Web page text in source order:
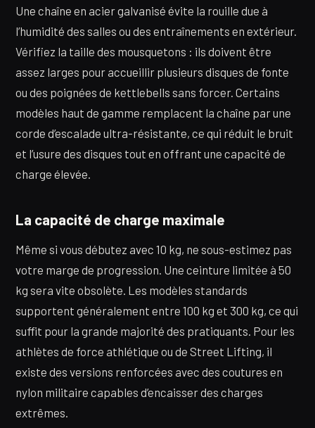
Une chaîne en acier galvanisé évite la rouille due à
l’humidité des salles ou des entraînements en extérieur.
Vérifiez la taille des mousquetons : ils doivent être
assez larges pour accueillir plusieurs disques de fonte
ou des poignées de kettlebells sans forcer. Certains
modèles haut de gamme remplacent la chaîne par une
corde d’escalade ultra-résistante, ce qui réduit le bruit
et l’usure des disques tout en offrant une capacité de
charge élevée.
La capacité de charge maximale
Même si vous débutez avec 10 kg, ne sous-estimez pas
votre marge de progression. Une ceinture limitée à 50
kg sera vite obsolète. Les modèles standards
supportent généralement entre 100 kg et 300 kg, ce qui
suffit pour la grande majorité des pratiquants. Pour les
athlètes de force athlétique ou de Street Lifting, il
existe des versions renforcées avec des coutures en
nylon militaire capables d’encaisser des charges
extrêmes.